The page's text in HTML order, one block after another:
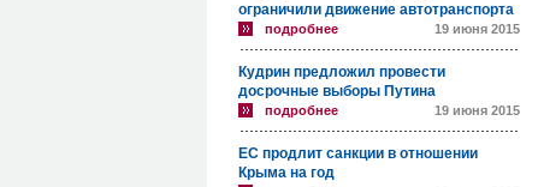
ограничили движение автотранспорта
подробнее 19 июня 2015
Кудрин предложил провести
досрочные выборы Путина
подробнее 19 июня 2015
ЕС продлит санкции в отношении
Крыма на год